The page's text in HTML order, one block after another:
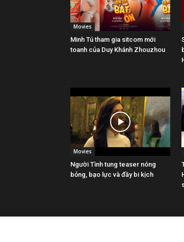
Movies
Minh Tú tham gia sitcom mới
toanh của Duy Khánh Zhouzhou
Movies
Người Tình tung teaser nóng
bỏng, bạo lực và đầy bi kịch